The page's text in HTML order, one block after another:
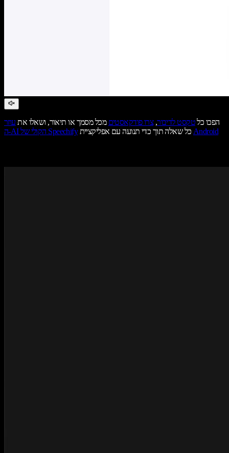
הפכו כלטקסט לדיבור,צרו פודקאסטים מכל מסמך או תיאור, ושאלו את עוזר
ה-AI הקולי של Speechify
כל שאלה תוך כדי תנועה עם אפליקצייתAndroid